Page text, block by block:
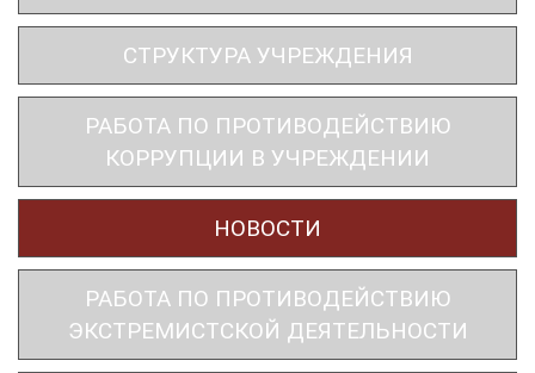
СТРУКТУРА УЧРЕЖДЕНИЯ
РАБОТА ПО ПРОТИВОДЕЙСТВИЮ
КОРРУПЦИИ В УЧРЕЖДЕНИИ
НОВОСТИ
РАБОТА ПО ПРОТИВОДЕЙСТВИЮ
ЭКСТРЕМИСТСКОЙ ДЕЯТЕЛЬНОСТИ